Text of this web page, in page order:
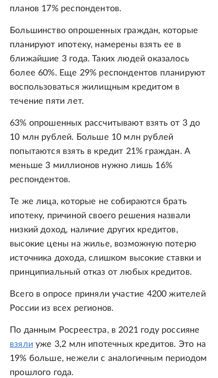
планов 17% респондентов.
Большинство опрошенных граждан, которые
планируют ипотеку, намерены взять ее в
ближайшие 3 года. Таких людей оказалось
более 60%. Еще 29% респондентов планируют
воспользоваться жилищным кредитом в
течение пяти лет.
63% опрошенных рассчитывают взять от 3 до
10 млн рублей. Больше 10 млн рублей
попытаются взять в кредит 21% граждан. А
меньше 3 миллионов нужно лишь 16%
респондентов.
Те же лица, которые не собираются брать
ипотеку, причиной своего решения назвали
низкий доход, наличие других кредитов,
высокие цены на жилье, возможную потерю
источника дохода, слишком высокие ставки и
принципиальный отказ от любых кредитов.
Всего в опросе приняли участие 4200 жителей
России из всех регионов.
По данным Росреестра, в 2021 году россияне
взяли уже 3,2 млн ипотечных кредитов. Это на
19% больше, нежели с аналогичным периодом
прошлого года.